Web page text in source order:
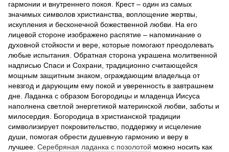
гармонии и внутреннего покоя. Крест – один из самых
значимых символов христианства, воплощение жертвы,
искупления и бесконечной божественной любви. На его
лицевой стороне изображено распятие – напоминание о
духовной стойкости и вере, которые помогают преодолевать
любые испытания. Обратная сторона украшена молитвенной
надписью Спаси и Сохрани, традиционно считающейся
мощным защитным знаком, ограждающим владельца от
невзгод и дарующим ему покой и уверенность в завтрашнем
дне. Ладанка с образом Богородицы и младенца Иисуса
наполнена светлой энергетикой материнской любви, заботы и
милосердия. Богородица в христианской традиции
символизирует покровительство, поддержку и исцеление
души, помогая обрести душевную гармонию и веру в
лучшее. Серебряная ладанка с позолотой можно носить как